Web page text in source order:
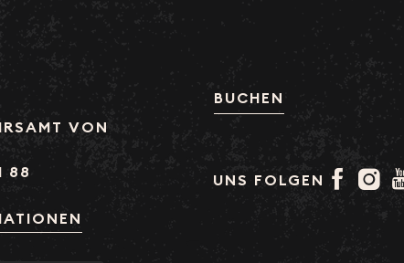
VON
88
UNS FOLGEN
BUCHEN